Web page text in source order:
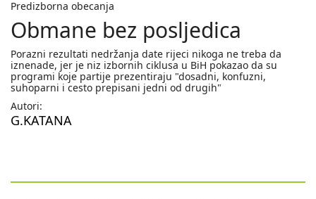
Predizborna obecanja
Obmane bez posljedica
Porazni rezultati nedržanja date rijeci nikoga ne treba da
iznenade, jer je niz izbornih ciklusa u BiH pokazao da su
programi koje partije prezentiraju "dosadni, konfuzni,
suhoparni i cesto prepisani jedni od drugih"
Autori:
G.KATANA